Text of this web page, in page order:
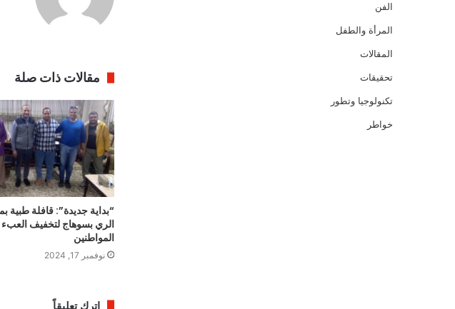
مقالات ذات صلة
“بداية جديدة”: قافلة طبية
الري بسوهاج لتخفيف
المواطنين
نوفمبر 17, 2024
اترك تعليقاً
الفن
المرأة والطفل
المقالات
تحقيقات
تكنولوجيا وتطور
خواطر